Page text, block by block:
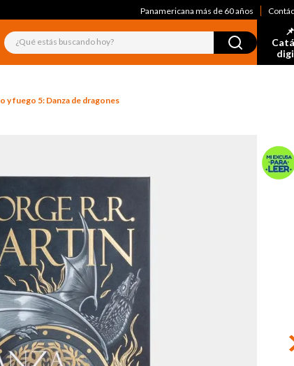
Panamericana más de 60 años
¿Qué estás buscando hoy?
y fuego 5: Danza de dragones